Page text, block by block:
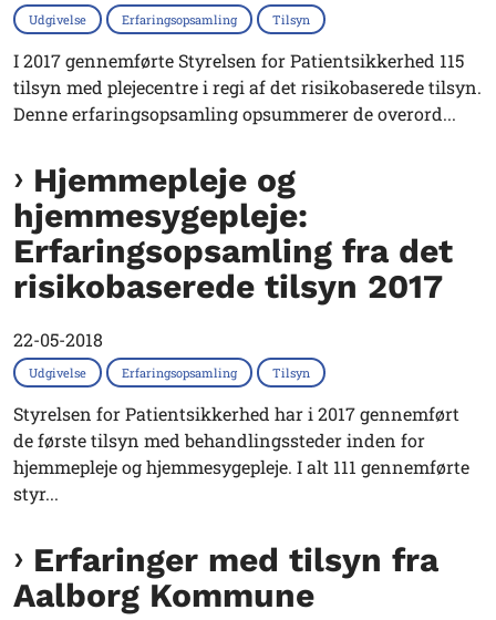
Udgivelse Erfaringsopsamling Tilsyn
I 2017 gennemførte Styrelsen for Patientsikkerhed 115
tilsyn med plejecentre i regi af det risikobaserede tilsyn.
Denne erfaringsopsamling opsummerer de overord...
Hjemmepleje og
hjemmesygepleje:
Erfaringsopsamling fra det
risikobaserede tilsyn 2017
22-05-2018
Udgivelse Erfaringsopsamling Tilsyn
Styrelsen for Patientsikkerhed har i 2017 gennemført
de første tilsyn med behandlingssteder inden for
hjemmepleje og hjemmesygepleje. I alt 111 gennemførte
styr...
Erfaringer med tilsyn fra
Aalborg Kommune